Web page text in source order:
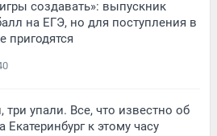
создавать»: выпускник
на ЕГЭ, но для поступления в
пригодятся
три упали. Все, что известно об
к этому часу